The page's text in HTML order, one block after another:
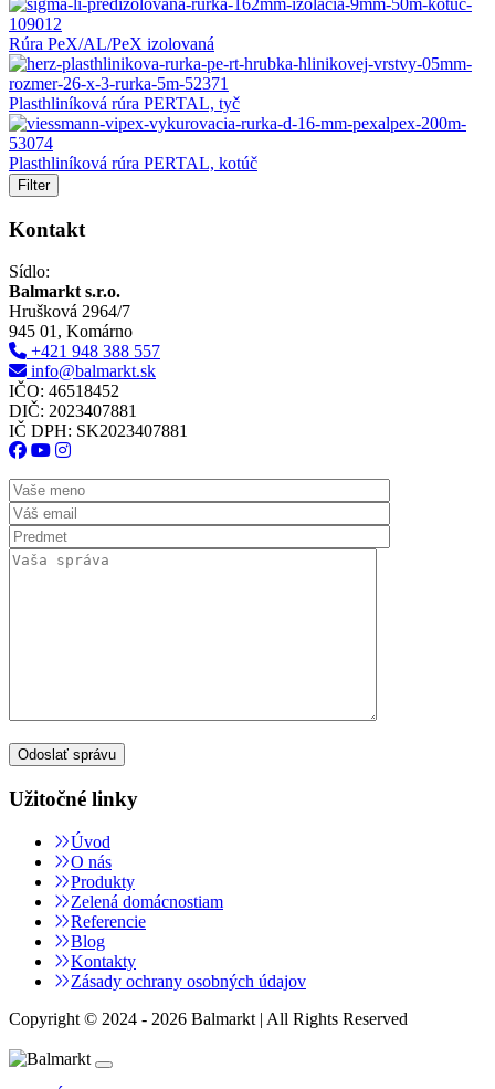
Rúra PeX/AL/PeX izolovaná
Plasthliníková rúra PERTAL, tyč
Plasthliníková rúra PERTAL, kotúč
Filter
Kontakt
Sídlo:
Balmarkt s.r.o.
Hrušková 2964/7
945 01, Komárno
+421 948 388 557
info@balmarkt.sk
IČO: 46518452
DIČ: 2023407881
IČ DPH: SK2023407881
Užitočné linky
Úvod
O nás
Produkty
Zelená domácnostiam
Referencie
Blog
Kontakty
Zásady ochrany osobných údajov
Copyright © 2024 - 2026 Balmarkt | All Rights Reserved